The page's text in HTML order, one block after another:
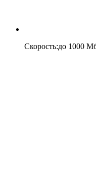
Скорость:до 1000